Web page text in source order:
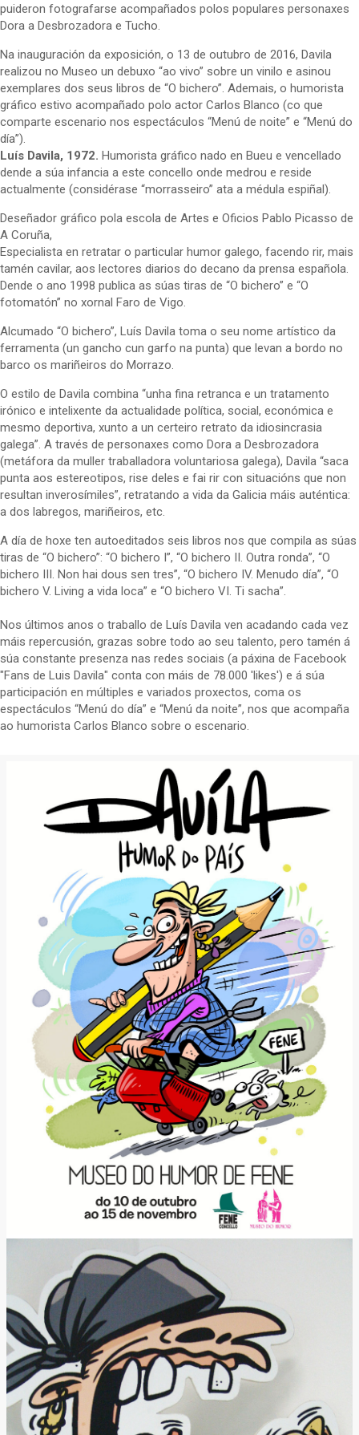
puideron fotografarse acompañados polos populares personaxes
Dora a Desbrozadora e Tucho.
Na inauguración da exposición, o 13 de outubro de 2016, Davila
realizou no Museo un debuxo “ao vivo” sobre un vinilo e asinou
exemplares dos seus libros de “O bichero”. Ademais, o humorista
gráfico estivo acompañado polo actor Carlos Blanco (co que
comparte escenario nos espectáculos “Menú de noite” e “Menú do
día”).
Luís Davila, 1972. Humorista gráfico nado en Bueu e vencellado
dende a súa infancia a este concello onde medrou e reside
actualmente (considérase “morrasseiro” ata a médula espiñal).
Deseñador gráfico pola escola de Artes e Oficios Pablo Picasso de
A Coruña,
Especialista en retratar o particular humor galego, facendo rir, mais
tamén cavilar, aos lectores diarios do decano da prensa española.
Dende o ano 1998 publica as súas tiras de “O bichero” e “O
fotomatón” no xornal Faro de Vigo.
Alcumado “O bichero”, Luís Davila toma o seu nome artístico da
ferramenta (un gancho cun garfo na punta) que levan a bordo no
barco os mariñeiros do Morrazo.
O estilo de Davila combina “unha fina retranca e un tratamento
irónico e intelixente da actualidade política, social, económica e
mesmo deportiva, xunto a un certeiro retrato da idiosincrasia
galega”. A través de personaxes como Dora a Desbrozadora
(metáfora da muller traballadora voluntariosa galega), Davila “saca
punta aos estereotipos, rise deles e fai rir con situacións que non
resultan inverosímiles”, retratando a vida da Galicia máis auténtica:
a dos labregos, mariñeiros, etc.
A día de hoxe ten autoeditados seis libros nos que compila as súas
tiras de “O bichero”: “O bichero I”, “O bichero II. Outra ronda”, “O
bichero III. Non hai dous sen tres”, “O bichero IV. Menudo día”, “O
bichero V. Living a vida loca” e “O bichero VI. Ti sacha”.
Nos últimos anos o traballo de Luís Davila ven acadando cada vez
máis repercusión, grazas sobre todo ao seu talento, pero tamén á
súa constante presenza nas redes sociais (a páxina de Facebook
"Fans de Luis Davila" conta con máis de 78.000 'likes') e á súa
participación en múltiples e variados proxectos, coma os
espectáculos “Menú do día” e “Menú da noite”, nos que acompaña
ao humorista Carlos Blanco sobre o escenario.